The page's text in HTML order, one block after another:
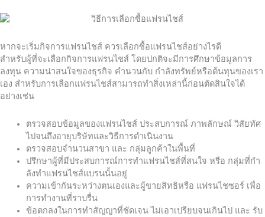
หากจะเริ่มกิจการแฟรนไชส์ ควรเลือกซื้อแฟรนไชส์อย่างไรดี
สำหรับผู้ที่จะเลือกกิจการแฟรนไชส์ โดยปกติจะมีการศึกษาข้อมูลการ
ลงทุน ความน่าสนใจของธุรกิจ คำนวนกับ กำลังทรัพย์หรือต้นทุนของเรา
เอง สำหรับการเลือกแฟรนไชส์สามารถทำสิ่งเหล่านี้ก่อนตัดสินใจได้
อย่างเช่น
ตรวจสอบข้อมูลของแฟรนไชส์ ประสบการณ์ ภาพลักษณ์ วิสัยทัศ
ไปจนถึงอายุบริษัทและวิธีการดำเนินงาน
ตรวจสอบจำนวนสาขา และ กลุ่มลูกค้าในพื้นที่
ปรึกษาผู้ที่มีประสบการณ์การทำแฟรนไชส์ที่สนใจ หรือ กลุ่มที่กำ
ลังทำแฟรนไชส์แบรนนั้นอยู่
ความเข้ากันระหว่างตนเองและผู้ขายสิทธิหรือ แฟรนไชซอร์ เพื่อ
การทำงานที่ราบรื่น
ข้อตกลงในการทำสัญญาที่ชัดเจน ไม่เอาเปรียบจนเกินไป และ รับ